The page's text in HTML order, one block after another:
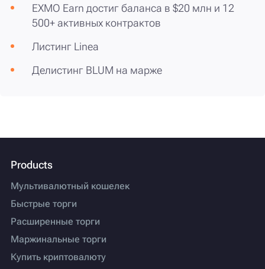
EXMO Earn достиг баланса в $20 млн и 12
500+ активных контрактов
Листинг Linea
Делистинг BLUM на марже
Products
Мультивалютный кошелек
Быстрые торги
Расширенные торги
Маржинальные торги
Купить криптовалюту